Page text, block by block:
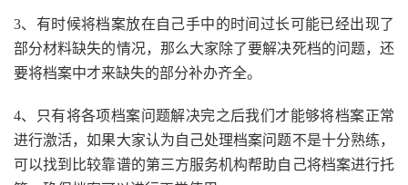
3、有时候将档案放在自己手中的时间过长可能已经出现了
部分材料缺失的情况，那么大家除了要解决死档的问题，还
要将档案中才来缺失的部分补办齐全。
4、只有将各项档案问题解决完之后我们才能够将档案正常
进行激活，如果大家认为自己处理档案问题不是十分熟练，
可以找到比较靠谱的第三方服务机构帮助自己将档案进行托